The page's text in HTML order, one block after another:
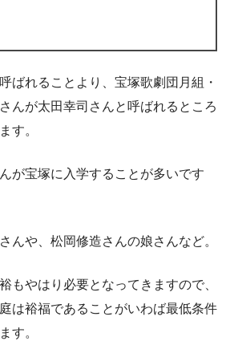
ばれることより、宝塚歌劇団月組・
んが太田幸司さんと呼ばれるところ
す。
が宝塚に入学することが多いです
んや、松岡修造さんの娘さんなど。
もやはり必要となってきますので、
は裕福であることがいわば最低条件
す。